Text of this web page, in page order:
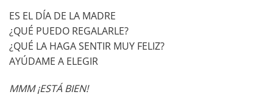
ES EL DÍA DE LA MADRE
¿QUÉ PUEDO REGALARLE?
¿QUÉ LA HAGA SENTIR MUY FELIZ?
AYÚDAME A ELEGIR
MMM ¡ESTÁ BIEN!